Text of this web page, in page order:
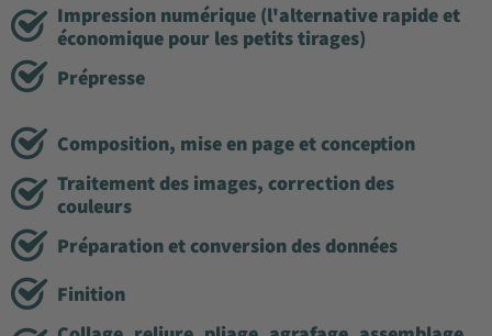
Impression numérique (l'alternative rapide et
économique pour les petits tirages)
Prépresse
Composition, mise en page et conception
Traitement des images, correction des
couleurs
Préparation et conversion des données
Finition